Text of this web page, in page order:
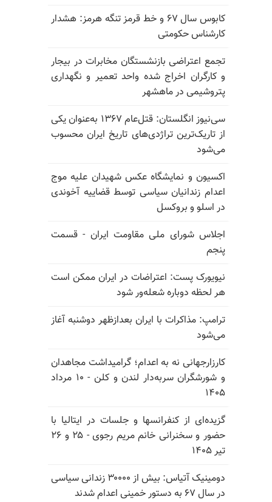
کابوس سال ۶۷ و خط قرمز تنگه هرمز: هشدار
کارشناس حکومتی
تجمع اعتراضی بازنشستگان مخابرات در بیجار
و کارگران اخراج شده واحد تعمیر و نگهداری
پتروشیمی در ماهشهر
سی‌نیوز انگلستان: قتل‌عام ۱۳۶۷ به‌عنوان یکی
از تاریک‌ترین تراژدی‌های تاریخ ایران محسوب
می‌شود
اکسیون و نمایشگاه عکس شهیدان علیه موج
اعدام زندانیان سیاسی توسط قضاییه آخوندی
در اسلو و بروکسل
اجلاس شورای ملی مقاومت ایران - قسمت
پنجم
نیویورک پست: اعتراضات در ایران ممکن است
هر لحظه دوباره شعله‌ور شود
ترامپ: مذاکرات با ایران بعدازظهر دوشنبه آغاز
می‌شود
کارزارجهانی نه به اعدام؛ گرامیداشت مجاهدان
و شورشگران سربه‌دار لندن و کلن - ۱۰ مرداد
۱۴۰۵
گزیده‌ای از کنفرانسها و جلسات در ایتالیا با
حضور و سخنرانی خانم مریم رجوی - ۲۵ و ۲۶
تیر ۱۴۰۵
دومینیک آتیاس: بیش از ۳۰۰۰۰ زندانی سیاسی
در سال ۶۷ به دستور خمینی اعدام شدند